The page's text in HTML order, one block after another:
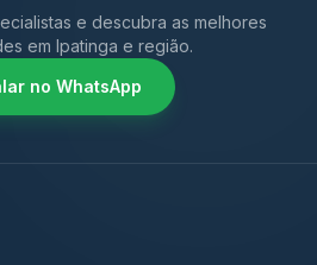
e descubra as melhores
em Ipatinga e região.
no WhatsApp